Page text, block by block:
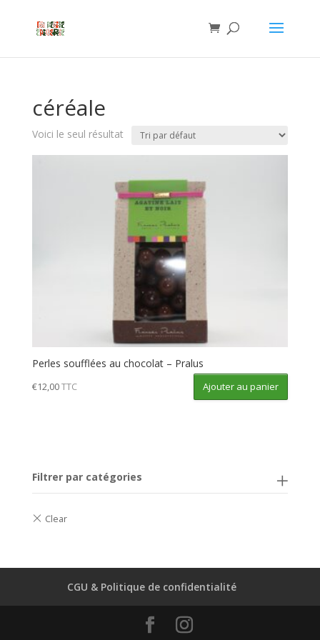
céréale
Voici le seul résultat
Perles soufflées au chocolat – Pralus
€12,00TTC Ajouter au panier
Filtrer par catégories
CGU & Politique de confidentialité